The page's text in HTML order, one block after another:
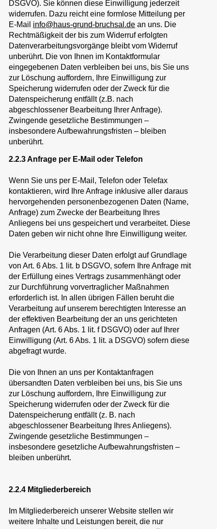
DSGVO). Sie können diese Einwilligung jederzeit
widerrufen. Dazu reicht eine formlose Mitteilung per
E-Mail info@haus-grund-bruchsal.de an uns. Die
Rechtmäßigkeit der bis zum Widerruf erfolgten
Datenverarbeitungsvorgänge bleibt vom Widerruf
unberührt. Die von Ihnen im Kontaktformular
eingegebenen Daten verbleiben bei uns, bis Sie uns
zur Löschung auffordern, Ihre Einwilligung zur
Speicherung widerrufen oder der Zweck für die
Datenspeicherung entfällt (z.B. nach
abgeschlossener Bearbeitung Ihrer Anfrage).
Zwingende gesetzliche Bestimmungen –
insbesondere Aufbewahrungsfristen – bleiben
unberührt.
2.2.3 Anfrage per E-Mail oder Telefon
Wenn Sie uns per E-Mail, Telefon oder Telefax
kontaktieren, wird Ihre Anfrage inklusive aller daraus
hervorgehenden personenbezogenen Daten (Name,
Anfrage) zum Zwecke der Bearbeitung Ihres
Anliegens bei uns gespeichert und verarbeitet. Diese
Daten geben wir nicht ohne Ihre Einwilligung weiter.
Die Verarbeitung dieser Daten erfolgt auf Grundlage
von Art. 6 Abs. 1 lit. b DSGVO, sofern Ihre Anfrage mit
der Erfüllung eines Vertrags zusammenhängt oder
zur Durchführung vorvertraglicher Maßnahmen
erforderlich ist. In allen übrigen Fällen beruht die
Verarbeitung auf unserem berechtigten Interesse an
der effektiven Bearbeitung der an uns gerichteten
Anfragen (Art. 6 Abs. 1 lit. f DSGVO) oder auf Ihrer
Einwilligung (Art. 6 Abs. 1 lit. a DSGVO) sofern diese
abgefragt wurde.
Die von Ihnen an uns per Kontaktanfragen
übersandten Daten verbleiben bei uns, bis Sie uns
zur Löschung auffordern, Ihre Einwilligung zur
Speicherung widerrufen oder der Zweck für die
Datenspeicherung entfällt (z. B. nach
abgeschlossener Bearbeitung Ihres Anliegens).
Zwingende gesetzliche Bestimmungen –
insbesondere gesetzliche Aufbewahrungsfristen –
bleiben unberührt.
2.2.4 Mitgliederbereich
Im Mitgliederbereich unserer Website stellen wir
weitere Inhalte und Leistungen bereit, die nur